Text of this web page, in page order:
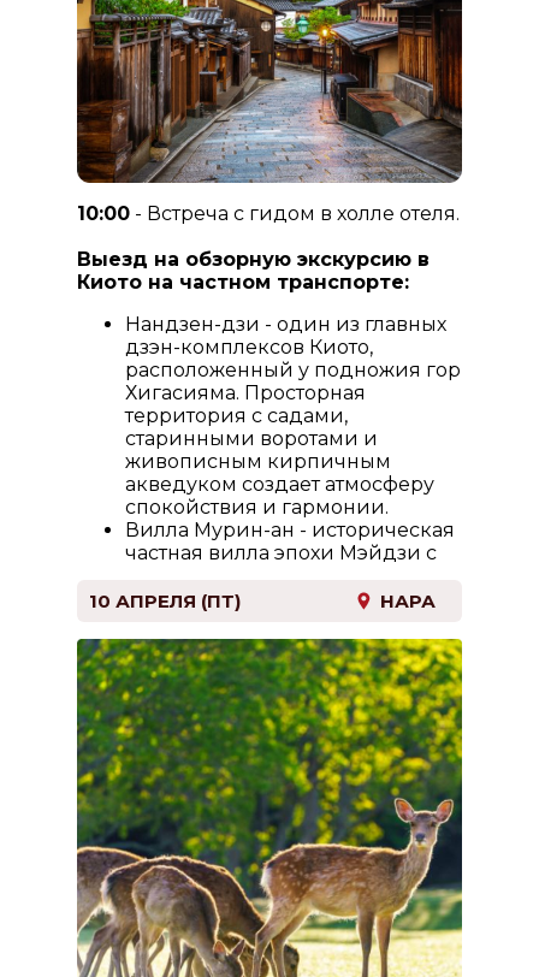
10:00 - Встреча с гидом в холле отеля.
Выезд на обзорную экскурсию в
Киото на частном транспорте:
Нандзен-дзи - один из главных
дзэн-комплексов Киото,
расположенный у подножия гор
Хигасияма. Просторная
территория с садами,
старинными воротами и
живописным кирпичным
акведуком создает атмосферу
спокойствия и гармонии.
Вилла Мурин-ан - историческая
частная вилла эпохи Мэйдзи с
садом. Каменные дорожки,
пейзажи создают ощущение
уединенности и позволяют
насладиться традиционной
эстетикой японского сада.
Святилище Хейан с
потрясающими садами и
прудами.
Прогулка по старинному
кварталу гейш Гион с
традиционными домами-матия,
узкими улочками и атмосферой
старого Киото. Здесь можно
почувствовать дух города и
увидеть сохранившийся облик
исторической Японии.
10 АПРЕЛЯ (ПТ) НАРА